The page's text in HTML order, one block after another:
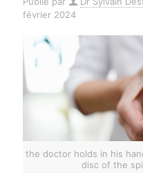
février 2024
the doctor holds in his
disc of the